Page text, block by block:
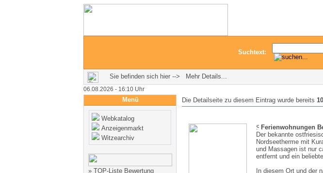
Suchtext:
Sie befinden sich hier --> Mehr Details...
06.08.2026 - 16:10 Uhr
Menü
Webkatalog
Anzeigenmarkt
Witzearchiv
» TOP-Liste Bewertung
Die Detailseite zu diesem Eintrag wurde bereits
Ferienwohnungen
Der bekannte
Nordseetherme mit
und Massagen ist nur
entfernt und ein
In diesem Ort und der